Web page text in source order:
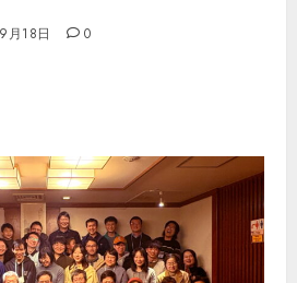
月18日 0